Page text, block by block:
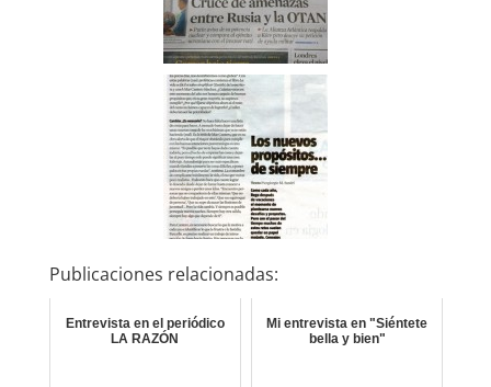
Publicaciones relacionadas:
Entrevista en el periódico
LA RAZÓN
Mi entrevista en "Siéntete
bella y bien"